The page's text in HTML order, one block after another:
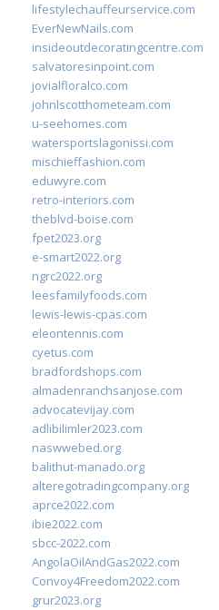
lifestylechauffeurservice.com
EverNewNails.com
insideoutdecoratingcentre.com
salvatoresinpoint.com
jovialfloralco.com
johnlscotthometeam.com
u-seehomes.com
watersportslagonissi.com
mischieffashion.com
eduwyre.com
retro-interiors.com
theblvd-boise.com
fpet2023.org
e-smart2022.org
ngrc2022.org
leesfamilyfoods.com
lewis-lewis-cpas.com
eleontennis.com
cyetus.com
bradfordshops.com
almadenranchsanjose.com
advocatevijay.com
adlibilimler2023.com
naswwebed.org
balithut-manado.org
alteregotradingcompany.org
aprce2022.com
ibie2022.com
sbcc-2022.com
AngolaOilAndGas2022.com
Convoy4Freedom2022.com
grur2023.org